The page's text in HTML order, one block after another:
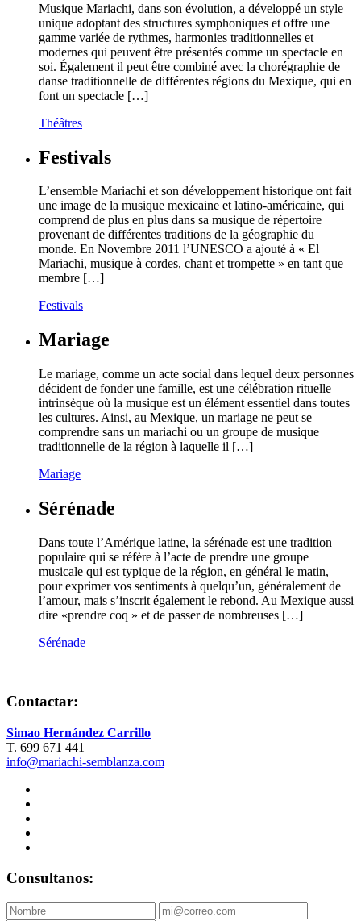
Musique Mariachi, dans son évolution, a développé un style
unique adoptant des structures symphoniques et offre une
gamme variée de rythmes, harmonies traditionnelles et
modernes qui peuvent être présentés comme un spectacle en
soi. Également il peut être combiné avec la chorégraphie de
danse traditionnelle de différentes régions du Mexique, qui en
font un spectacle […]
Théâtres
Festivals
L’ensemble Mariachi et son développement historique ont fait
une image de la musique mexicaine et latino-américaine, qui
comprend de plus en plus dans sa musique de répertoire
provenant de différentes traditions de la géographie du
monde. En Novembre 2011 l’UNESCO a ajouté à « El
Mariachi, musique à cordes, chant et trompette » en tant que
membre […]
Festivals
Mariage
Le mariage, comme un acte social dans lequel deux personnes
décident de fonder une famille, est une célébration rituelle
intrinsèque où la musique est un élément essentiel dans toutes
les cultures. Ainsi, au Mexique, un mariage ne peut se
comprendre sans un mariachi ou un groupe de musique
traditionnelle de la région à laquelle il […]
Mariage
Sérénade
Dans toute l’Amérique latine, la sérénade est une tradition
populaire qui se réfère à l’acte de prendre une groupe
musicale qui est typique de la région, en général le matin,
pour exprimer vos sentiments à quelqu’un, généralement de
l’amour, mais s’inscrit également le rebond. Au Mexique aussi
dire «prendre coq » et de passer de nombreuses […]
Sérénade
Contactar:
Simao Hernández Carrillo
T. 699 671 441
info@mariachi-semblanza.com
Consultanos: